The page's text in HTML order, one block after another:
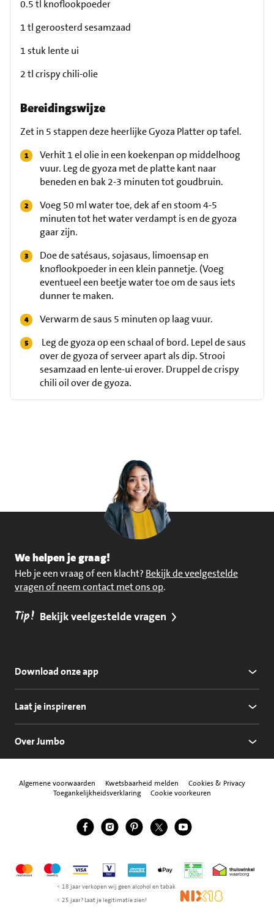
0.5 tl knoflookpoeder
1 tl geroosterd sesamzaad
1 stuk lente ui
2 tl crispy chili-olie
Bereidingswijze
Zet in 5 stappen deze heerlijke Gyoza Platter op tafel.
Verhit 1 el olie in een koekenpan op middelhoog
vuur. Leg de gyoza met de platte kant naar
beneden en bak 2-3 minuten tot goudbruin.
Voeg 50 ml water toe, dek af en stoom 4-5
minuten tot het water verdampt is en de gyoza
gaar zijn.
Doe de satésaus, sojasaus, limoensap en
knoflookpoeder in een klein pannetje. (Voeg
eventueel een beetje water toe om de saus iets
dunner te maken.
Verwarm de saus 5 minuten op laag vuur.
Leg de gyoza op een schaal of bord. Lepel de saus
over de gyoza of serveer apart als dip. Strooi
sesamzaad en lente-ui erover. Druppel de crispy
chili oil over de gyoza.
We helpen je graag!
Heb je een vraag of een klacht? Bekijk de veelgestelde
vragen of neem contact met ons op.
Tip! Bekijk veelgestelde vragen
Download onze app
Laat je inspireren
Over Jumbo
Algemene voorwaarden Kwetsbaarheid melden
Cookies & Privacy
Toegankelijkheidsverklaring
Cookie voorkeuren
Volg ons
Jumbo Facebook
Jumbo Instagram
Jumbo Pinterest
Jumbo Twitter
Jumbo YouTube
MastercardMaestroVisa Vpay American Express
Apple Pay Thuiswinkel
< 18 jaar verkopen wij geen alcohol en tabak
< 25 jaar? Laat je legitimatie zien!
NIX18